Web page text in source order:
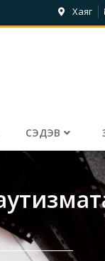
Хаяг
СЭДЭВ